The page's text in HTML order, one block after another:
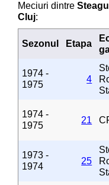
Meciuri dintre
Cluj:
Sezonul Etapa
1974 -
1975
4
1974 -
1975
21
1973 -
1974
25